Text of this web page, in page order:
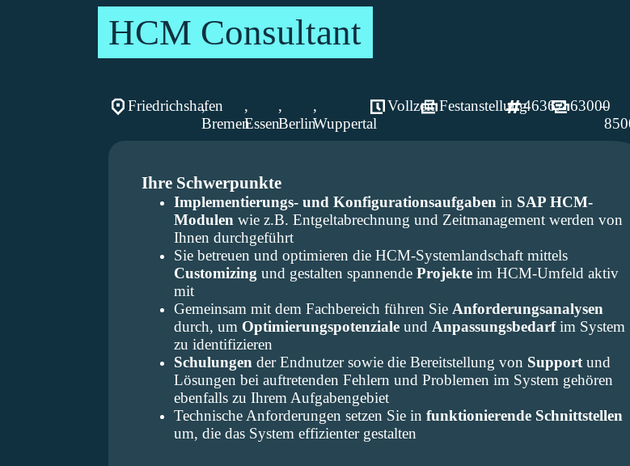
HCM Consultant
Friedrichshafen
,
Bremen
,
Essen
,
Berlin
,
Wuppertal
Vollzeit Festanstellung46367 63000
–
Ihre Schwerpunkte
Implementierungs- und Konfigurationsaufgaben in SAP HCM-
Modulen wie z.B. Entgeltabrechnung und Zeitmanagement werden von
Ihnen durchgeführt
Sie betreuen und optimieren die HCM-Systemlandschaft mittels
Customizing und gestalten spannende Projekteim HCM-Umfeld aktiv
mit
Gemeinsam mit dem Fachbereich führen Sie Anforderungsanalysen
durch, um Optimierungspotenziale und Anpassungsbedarf im System
zu identifizieren
Schulungen der Endnutzer sowie die Bereitstellung von Support und
Lösungen bei auftretenden Fehlern und Problemen im System gehören
ebenfalls zu Ihrem Aufgabengebiet
Technische Anforderungen setzen Sie in funktionierende Schnittstellen
um, die das System effizienter gestalten